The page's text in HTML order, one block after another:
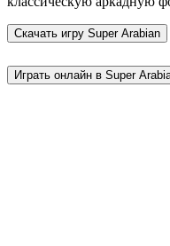
Скачать игру Super Arabian
Играть онлайн в Super